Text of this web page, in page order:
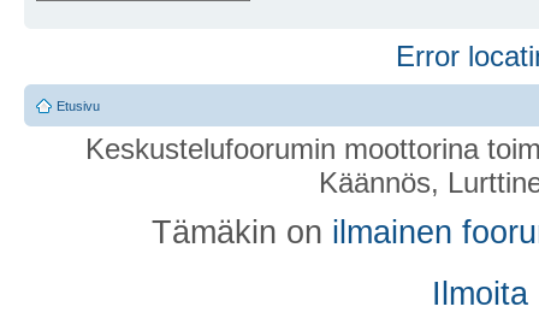
Error
Etusivu
Keskustelufoorumin moottorina
Käännös,
Tämäkin on ilmainen